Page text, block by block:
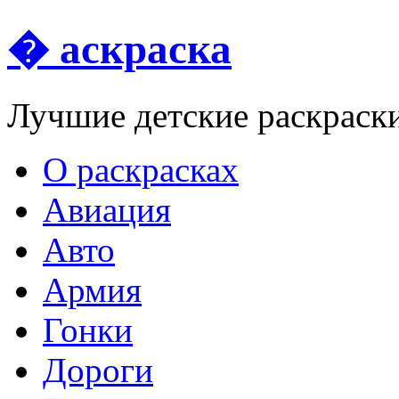
� аскраска
Лучшие детские
О раскрасках
Авиация
Авто
Армия
Гонки
Дороги